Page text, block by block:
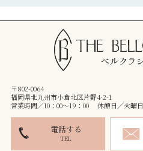
〒802-0064
福岡県北九州市小倉北区片野4-2-1
営業時間／10：00～19：00 休館日／火曜日
電話する
TEL